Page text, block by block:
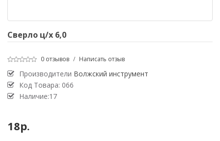
Сверло ц/х 6,0
0 отзывов / Написать отзыв
Производители Волжский инструмент
Код Товара: 066
Наличие:17
18р.